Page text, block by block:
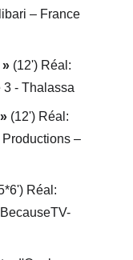
– France
(12') Réal:
- Thalassa
(12') Réal:
–
Réal: